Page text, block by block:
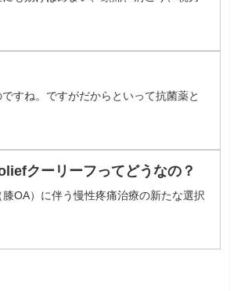
すね。ですがだからといって抗菌薬と
クーリーフってどうなの？
OA）に伴う慢性疼痛治療の新たな選択